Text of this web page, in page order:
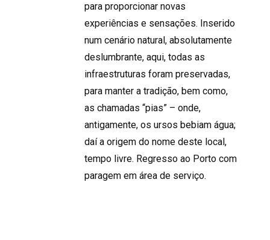
para proporcionar novas
experiências e sensações. Inserido
num cenário natural, absolutamente
deslumbrante, aqui, todas as
infraestruturas foram preservadas,
para manter a tradição, bem como,
as chamadas “pias” – onde,
antigamente, os ursos bebiam água;
daí a origem do nome deste local,
tempo livre. Regresso ao Porto com
paragem em área de serviço.